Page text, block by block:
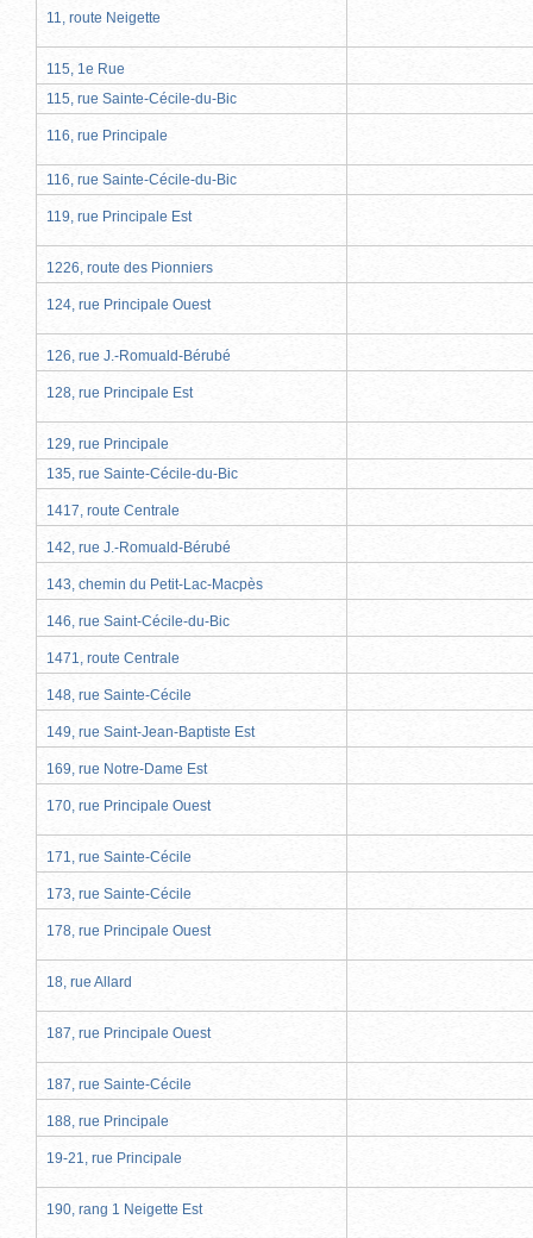
11, route Neigette
115, 1e Rue
115, rue Sainte-Cécile-du-Bic
116, rue Principale
116, rue Sainte-Cécile-du-Bic
119, rue Principale Est
1226, route des Pionniers
124, rue Principale Ouest
126, rue J.-Romuald-Bérubé
128, rue Principale Est
129, rue Principale
135, rue Sainte-Cécile-du-Bic
1417, route Centrale
142, rue J.-Romuald-Bérubé
143, chemin du Petit-Lac-Macpès
146, rue Saint-Cécile-du-Bic
1471, route Centrale
148, rue Sainte-Cécile
149, rue Saint-Jean-Baptiste Est
169, rue Notre-Dame Est
170, rue Principale Ouest
171, rue Sainte-Cécile
173, rue Sainte-Cécile
178, rue Principale Ouest
18, rue Allard
187, rue Principale Ouest
187, rue Sainte-Cécile
188, rue Principale
19-21, rue Principale
190, rang 1 Neigette Est